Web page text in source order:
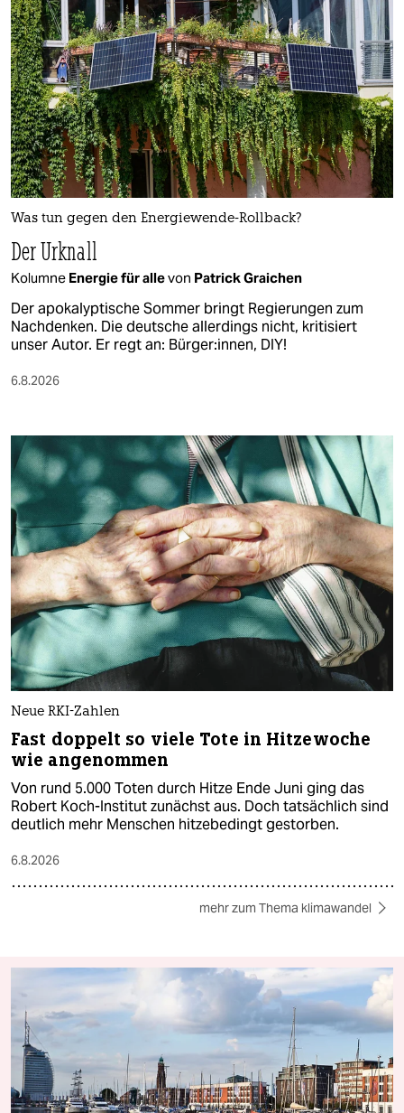
Was tun gegen den Energiewende-Rollback?
Der Urknall
Kolumne Energie für allevon Patrick Graichen
Der apokalyptische Sommer bringt Regierungen zum
Nachdenken. Die deutsche allerdings nicht, kritisiert
unser Autor. Er regt an: Bürger:innen, DIY!
6.8.2026
Neue RKI-Zahlen
Fast doppelt so viele Tote in Hitzewoche
wie angenommen
Von rund 5.000 Toten durch Hitze Ende Juni ging das
Robert Koch-Institut zunächst aus. Doch tatsächlich sind
deutlich mehr Menschen hitzebedingt gestorben.
6.8.2026
mehr zum Thema klimawandel